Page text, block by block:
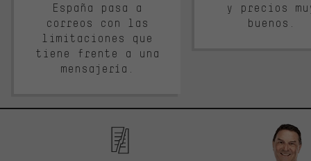
España pasa a
correos con las
limitaciones que
tiene frente a una
mensajería.
y precios
buenos.